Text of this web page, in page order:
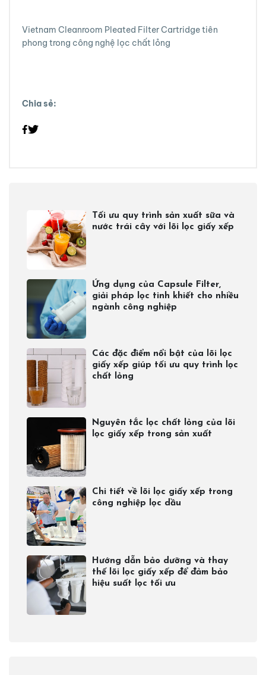
Vietnam Cleanroom Pleated Filter Cartridge tiên
phong trong công nghệ lọc chất lỏng
Chia sẻ:
Tối ưu quy trình sản xuất sữa và
nước trái cây với lõi lọc giấy xếp
Ứng dụng của Capsule Filter,
giải pháp lọc tinh khiết cho nhiều
ngành công nghiệp
Các đặc điểm nổi bật của lõi lọc
giấy xếp giúp tối ưu quy trình lọc
chất lỏng
Nguyên tắc lọc chất lỏng của lõi
lọc giấy xếp trong sản xuất
Chi tiết về lõi lọc giấy xếp trong
công nghiệp lọc dầu
Hướng dẫn bảo dưỡng và thay
thế lõi lọc giấy xếp để đảm bảo
hiệu suất lọc tối ưu